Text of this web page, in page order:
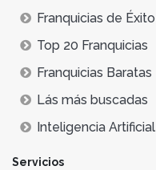
Franquicias de Éxito
Top 20 Franquicias
Franquicias Baratas
Lás más buscadas
Inteligencia Artificial
Servicios